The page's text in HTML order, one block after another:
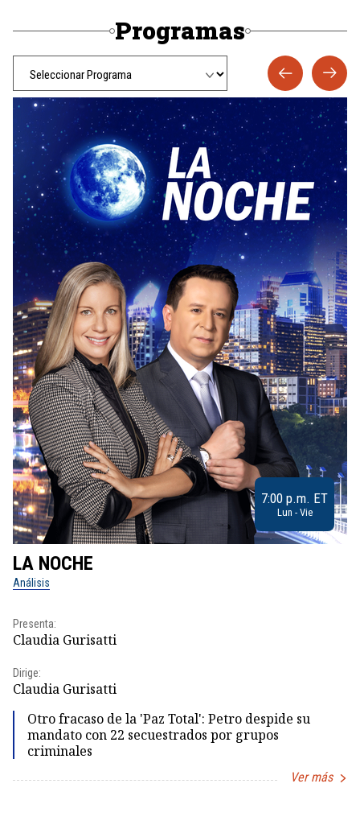
Programas
7:00 p.m. ET
Lun - Vie
LA NOCHE
Análisis
Presenta:
Claudia Gurisatti
Dirige:
Claudia Gurisatti
Otro fracaso de la 'Paz Total': Petro despide su
mandato con 22 secuestrados por grupos
criminales
Ver más